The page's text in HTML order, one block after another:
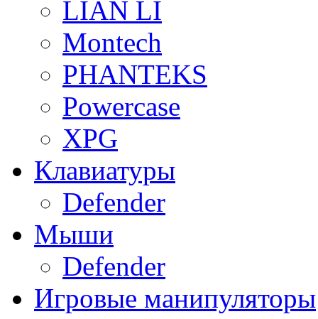
LIAN LI
Montech
PHANTEKS
Powercase
XPG
Клавиатуры
Defender
Мыши
Defender
Игровые манипуляторы